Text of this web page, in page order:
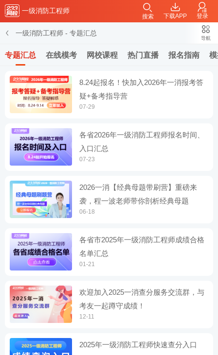
一级消防工程师
下载APP 登录
搜索
一级消防工程师 - 专题汇总
专题汇总 在线模考 网校课程 热门直播 报名指南
导航
8.24起报名！快加入2026年一消报考答
疑+备考指导营
07-29
各省2026年一级消防工程师报名时间、
入口汇总
07-23
2026一消【经典母题带刷营】重磅来
袭，程一波老师带你剖析经典母题
06-18
各省市2025年一级消防工程师成绩合格
名单汇总
01-21
欢迎加入2025一消查分服务交流群，与
考友一起蹲守成绩！
12-11
2025年一级消防工程师快速查分入口